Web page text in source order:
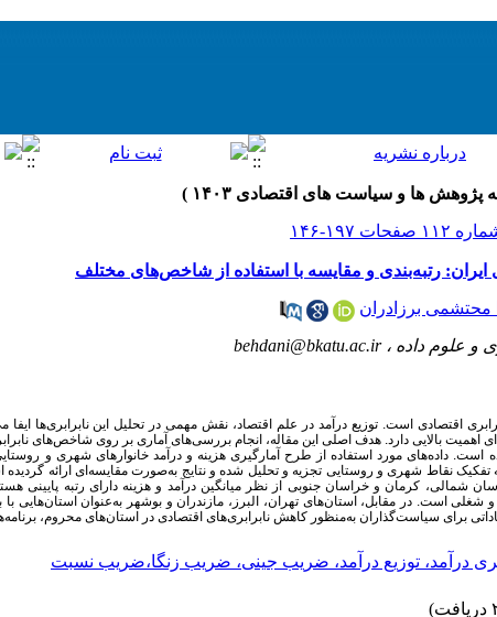
ایران: رتبه‌بندی و مقایسه با استفاده از شاخص‌های مختلف
محتشمی برزادران
و علوم داده ،behdani@bkatu.ac.ir
اقتصادی است. توزیع درآمد در علم اقتصاد، نقش مهمی در تحلیل این نابرابری‌ها ایفا
اهمیت بالایی دارد. هدف اصلی این مقاله، انجام بررسی‌های آماری بر روی شاخص‌های
به تفکیک نقاط شهری و روستایی تجزیه و تحلیل شده و نتایج به‌صورت مقایسه‌ای ارائه
شمالی، کرمان و خراسان جنوبی از نظر میانگین درآمد و هزینه دارای رتبه پایینی
و شغلی است. در مقابل، استان‌های تهران، البرز، مازندران و بوشهر به‌عنوان استان‌هایی با
برای سیاست‌گذاران به‌منظور کاهش نابرابری‌های اقتصادی در استان‌های محروم،
درآمد، توزیع درآمد، ضریب جینی، ضریب زنگا،ضریب نسبت